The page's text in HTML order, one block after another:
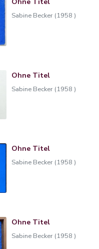
Sabine Becker (1958 )
Ohne Titel
Sabine Becker (1958 )
Ohne Titel
Sabine Becker (1958 )
Ohne Titel
Sabine Becker (1958 )